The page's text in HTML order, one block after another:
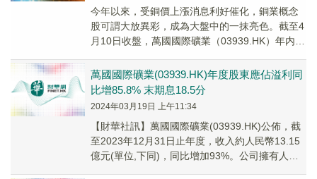
今年以來，受銅價上漲消息利好催化，銅業概念
股可謂大放異彩，成為大盤中的一抹亮色。截至4
月10日收盤，萬國國際礦業（03939.HK）年内累
萬國國際礦業(03939.HK)年度股東應佔溢利同
比增85.8% 末期息18.5分
2024年03月19日 上午11:34
【財華社訊】萬國國際礦業(03939.HK)公佈，截
至2023年12月31日止年度，收入約人民幣13.15
億元(單位,下同)，同比增加93%。公司擁有人應